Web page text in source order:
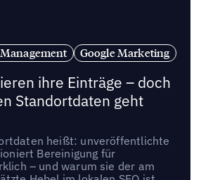
Google Marketing
ihre Einträge – doch
Standortdaten geht
heißt: unveröffentlichte
Bereinigung für
– und warum sie der am